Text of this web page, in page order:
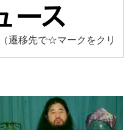
（遷移先で☆マークをクリ